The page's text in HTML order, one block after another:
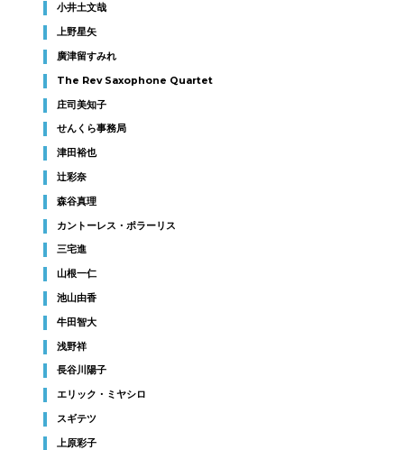
小井土文哉
上野星矢
廣津留すみれ
The Rev Saxophone Quartet
庄司美知子
せんくら事務局
津田裕也
辻彩奈
森谷真理
カントーレス・ポラーリス
三宅進
山根一仁
池山由香
牛田智大
浅野祥
長谷川陽子
エリック・ミヤシロ
スギテツ
上原彩子